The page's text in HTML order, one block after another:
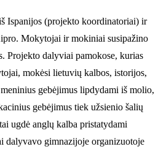
Ispanijos (projekto koordinatoriai) ir
Mokytojai ir mokiniai susipažino
Projekto dalyviai pamokose, kurias
mokėsi lietuvių kalbos, istorijos,
gebėjimus lipdydami iš molio,
gebėjimus tiek užsienio šalių
ugdė anglų kalba pristatydami
dalyvavo gimnazijoje organizuotoje